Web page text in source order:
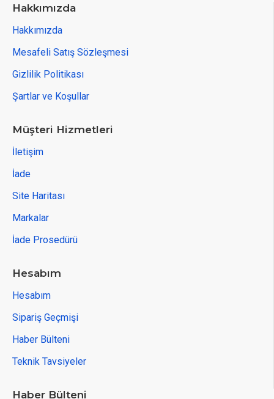
Hakkımızda
Hakkımızda
Mesafeli Satış Sözleşmesi
Gizlilik Politikası
Şartlar ve Koşullar
Müşteri Hizmetleri
İletişim
İade
Site Haritası
Markalar
İade Prosedürü
Hesabım
Hesabım
Sipariş Geçmişi
Haber Bülteni
Teknik Tavsiyeler
Haber Bülteni